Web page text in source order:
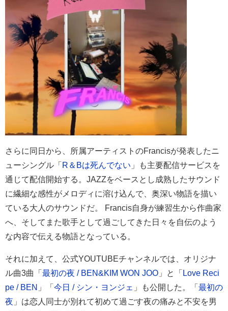
さらに同日から、所属アーティストのFrancisが発表したニ
ューシングル「 R＆Bは死んでない 」も主要配信サービスを
通じて配信開始する。JAZZをベースとし成熟したサウンド
に繊細な感性がメロディに溶け込んで、奥深い物語を描い
ている大人のサウンドだ。 Francis自身が練習生から作曲家
へ、そしてまた歌手として過ごしてきた日々を自伝のよう
な内容で伝える物語となっている。
それに加えて、公式YOUTUBEチャンネルでは、オリジナ
ル曲3曲「 最初の夜 / BEN&KIM WON JOO 」と「
Love Reci
pe / BEN 」「 今日 / シン・ヨンジェ 」も公開した。「 最初の
夜 」は恋人同士が別れて初めて過ごす夜の痛みと不安を男